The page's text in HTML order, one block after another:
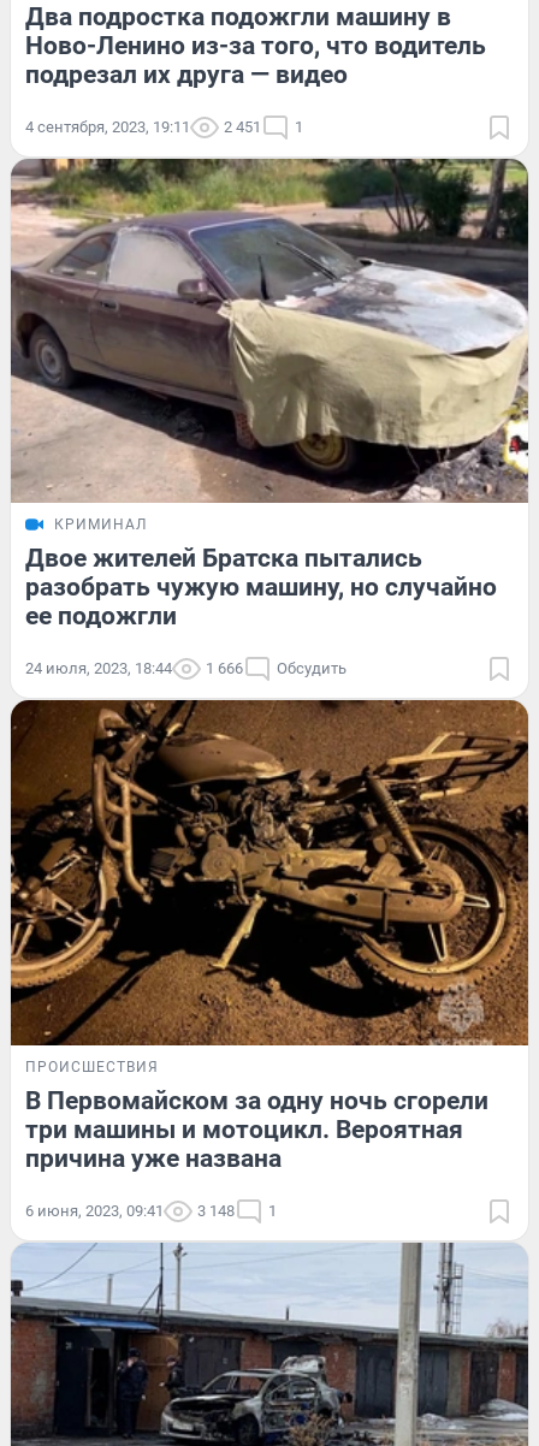
Два подростка подожгли машину в
Ново-Ленино из-за того, что водитель
подрезал их друга — видео
4 сентября, 2023, 19:11 2 451 1
КРИМИНАЛ
Двое жителей Братска пытались
разобрать чужую машину, но случайно
ее подожгли
24 июля, 2023, 18:44 1 666 Обсудить
ПРОИСШЕСТВИЯ
В Первомайском за одну ночь сгорели
три машины и мотоцикл. Вероятная
причина уже названа
6 июня, 2023, 09:41 3 148 1